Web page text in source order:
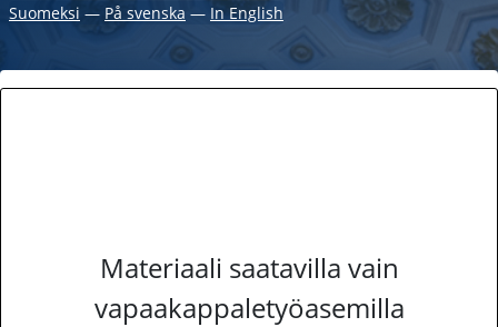
Suomeksi ― På svenska ― In English
Materiaali saatavilla vain
vapaakappaletyöasemilla